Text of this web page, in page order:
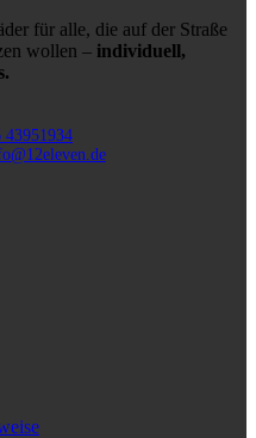
für alle, die auf der Straße
wollen – individuell,
43951934